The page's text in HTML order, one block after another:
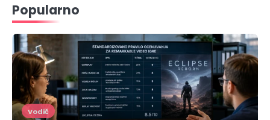
Popularno
Vodič